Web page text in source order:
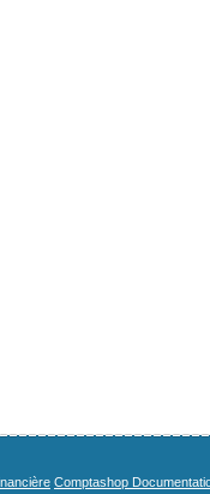
Comptashop